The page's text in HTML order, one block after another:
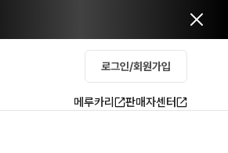
로그인/회원가입
메루카리 판매자센터